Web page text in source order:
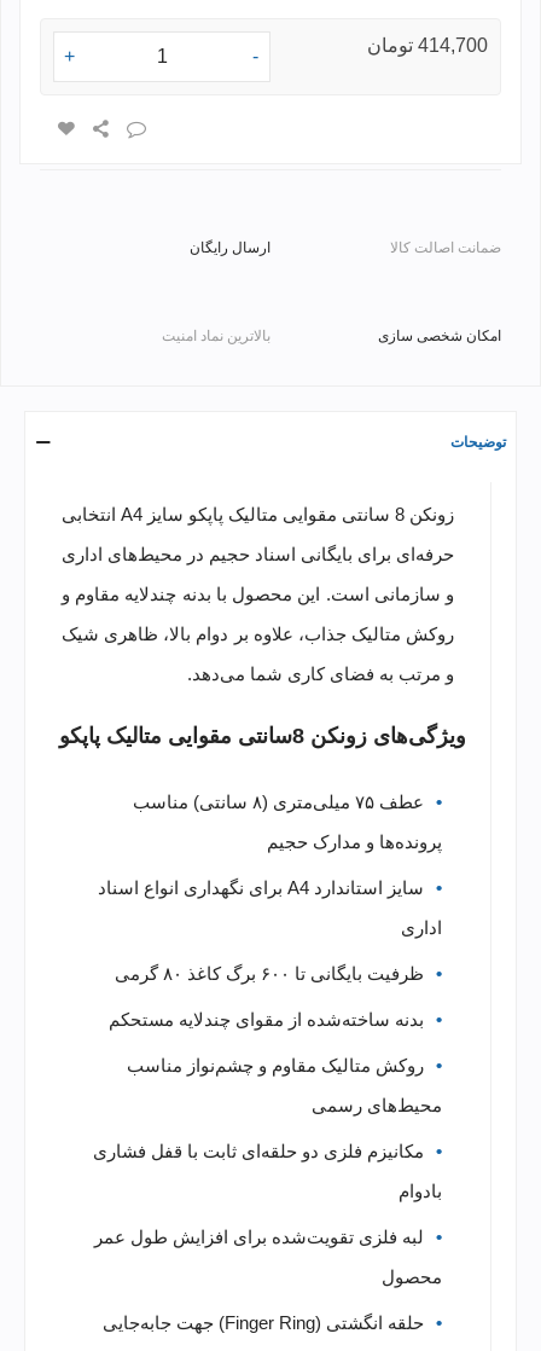
414,700 تومان
-
+
ضمانت اصالت کالا ارسال رایگان
امکان شخصی سازی بالاترین نماد امنیت
توضیحات
زونکن 8 سانتی مقوایی متالیک پاپکو سایز A4 انتخابی
حرفه‌ای برای بایگانی اسناد حجیم در محیط‌های اداری
و سازمانی است. این محصول با بدنه چندلایه مقاوم و
روکش متالیک جذاب، علاوه بر دوام بالا، ظاهری شیک
و مرتب به فضای کاری شما می‌دهد.
ویژگی‌های زونکن 8سانتی مقوایی متالیک پاپکو
عطف ۷۵ میلی‌متری (۸ سانتی) مناسب
پرونده‌ها و مدارک حجیم
سایز استاندارد A4 برای نگهداری انواع اسناد
اداری
ظرفیت بایگانی تا ۶۰۰ برگ کاغذ ۸۰ گرمی
بدنه ساخته‌شده از مقوای چندلایه مستحکم
روکش متالیک مقاوم و چشم‌نواز مناسب
محیط‌های رسمی
مکانیزم فلزی دو حلقه‌ای ثابت با قفل فشاری
بادوام
لبه فلزی تقویت‌شده برای افزایش طول عمر
محصول
حلقه انگشتی (Finger Ring) جهت جابه‌جایی